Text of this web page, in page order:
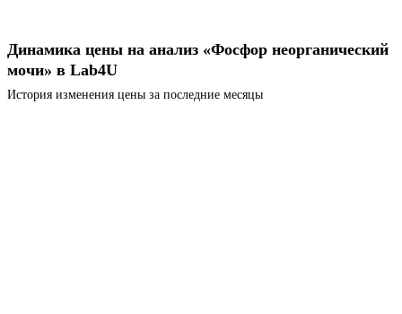
Динамика цены на анализ «Фосфор неорганический
мочи» в Lab4U
История изменения цены за последние месяцы